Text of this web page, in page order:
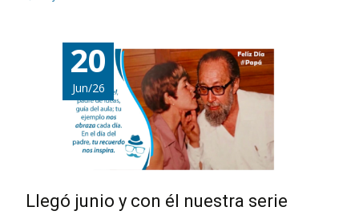
20
Jun/26
Llegó junio y con él nuestra serie